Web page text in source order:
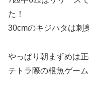
た！
30cmのキジハタは刺
やっぱり朝まずめは正
テトラ際の根魚ゲー